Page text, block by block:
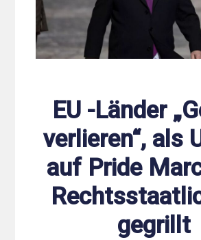
EU -Länder
verlieren“, als
auf Pride
gegrillt